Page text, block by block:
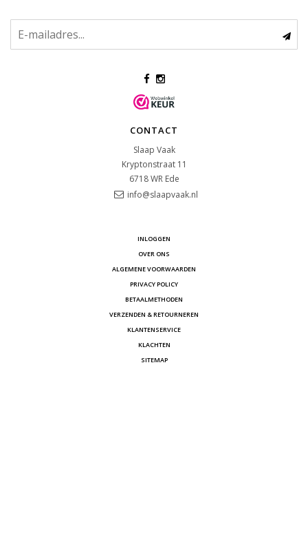
CONTACT
Slaap Vaak
Kryptonstraat 11
6718 WR Ede
info@slaapvaak.nl
INLOGGEN
OVER ONS
ALGEMENE VOORWAARDEN
PRIVACY POLICY
BETAALMETHODEN
VERZENDEN & RETOURNEREN
KLANTENSERVICE
KLACHTEN
SITEMAP